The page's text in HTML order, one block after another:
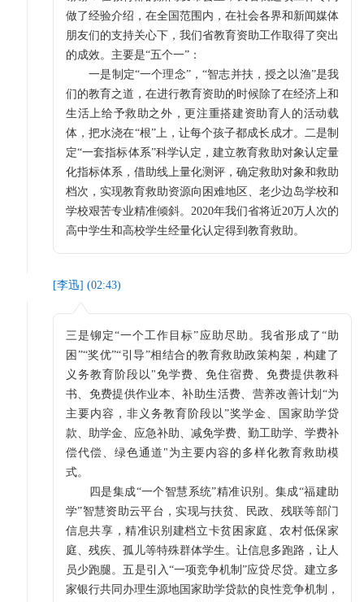
做了经验介绍，在全国范围内，在社会各界和新闻媒体
朋友们的支持关心下，我们省教育资助工作取得了突出
的成效。主要是“五个一”：
一是制定“一个理念”，“智志并扶，授之以渔”是我
们的教育之道，在进行教育资助的时候除了在经济上和
生活上给予救助之外，更注重搭建资助育人的活动载
体，把水浇在“根”上，让每个孩子都成长成才。二是制
定“一套指标体系”科学认定，建立教育救助对象认定量
化指标体系，借助线上量化测评，确定救助对象和救助
档次，实现教育救助资源向困难地区、老少边岛学校和
学校艰苦专业精准倾斜。2020年我们省将近20万人次的
高中学生和高校学生经量化认定得到教育救助。
[李迅] (02:43)
三是铆定“一个工作目标”应助尽助。我省形成了“助
困”“奖优”“引导”相结合的教育救助政策构架，构建了
义务教育阶段以"免学费、免住宿费、免费提供教科
书、免费提供作业本、补助生活费、营养改善计划“为
主要内容，非义务教育阶段以”奖学金、国家助学贷
款、助学金、应急补助、减免学费、勤工助学、学费补
偿代偿、绿色通道"为主要内容的多样化教育救助模
式。
四是集成“一个智慧系统”精准识别。集成“福建助
学”智慧资助云平台，实现与扶贫、民政、残联等部门
信息共享，精准识别建档立卡贫困家庭、农村低保家
庭、残疾、孤儿等特殊群体学生。让信息多跑路，让人
员少跑腿。五是引入“一项竞争机制”应贷尽贷。建立多
家银行共同办理生源地国家助学贷款的良性竞争机制，